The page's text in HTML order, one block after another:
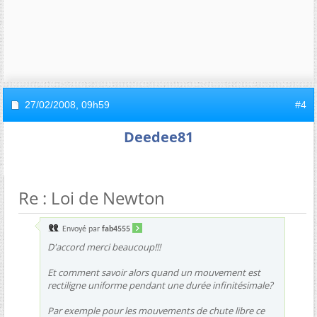
27/02/2008, 09h59 #4
Deedee81
Re : Loi de Newton
Envoyé par fab4555
D'accord merci beaucoup!!!
Et comment savoir alors quand un mouvement est
rectiligne uniforme pendant une durée infinitésimale?
Par exemple pour les mouvements de chute libre ce